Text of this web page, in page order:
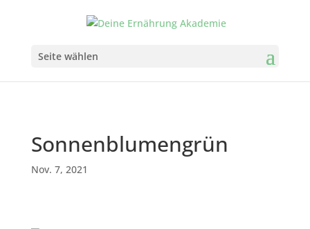
Seite wählen
Sonnenblumengrün
Nov. 7, 2021